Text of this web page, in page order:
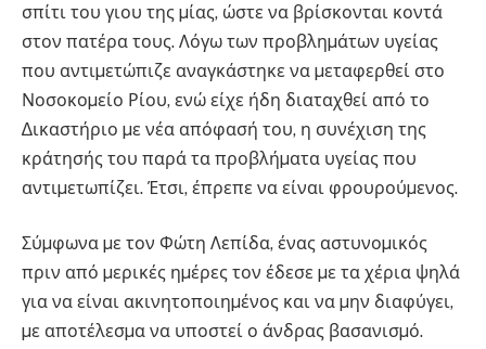
σπίτι του γιου της µίας, ώστε να βρίσκονται κοντά
στον πατέρα τους. Λόγω των προβληµάτων υγείας
που αντιµετώπιζε αναγκάστηκε να µεταφερθεί στο
Νοσοκοµείο Ρίου, ενώ είχε ήδη διαταχθεί από το
∆ικαστήριο µε νέα απόφασή του, η συνέχιση της
κράτησής του παρά τα προβλήµατα υγείας που
αντιµετωπίζει. Έτσι, έπρεπε να είναι φρουρούµενος.
Σύµφωνα µε τον Φώτη Λεπίδα, ένας αστυνοµικός
πριν από µερικές ηµέρες τον έδεσε µε τα χέρια ψηλά
για να είναι ακινητοποιηµένος και να µην διαφύγει,
µε αποτέλεσµα να υποστεί ο άνδρας βασανισµό.